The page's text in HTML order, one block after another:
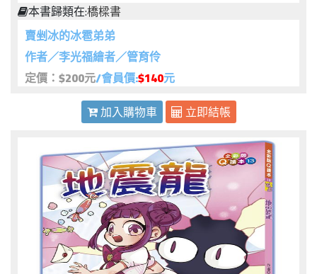
本書歸類在:橋樑書
賣剉冰的冰雹弟弟
作者／李光福繪者／管育伶
定價：$200元/會員價:$140元
加入購物車
立即結帳